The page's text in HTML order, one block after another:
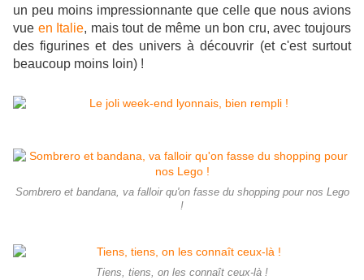
un peu moins impressionnante que celle que nous avions
vue en Italie, mais tout de même un bon cru, avec toujours
des figurines et des univers à découvrir (et c'est surtout
beaucoup moins loin) !
Sombrero et bandana, va falloir qu'on fasse du shopping pour nos Lego
!
Tiens, tiens, on les connaît ceux-là !